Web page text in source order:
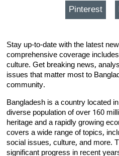
Pinterest
Stay up-to-date with the latest
comprehensive coverage
culture. Get breaking news,
issues that matter most to
community.
Bangladesh is a country located
diverse population of over 160
heritage and a rapidly growing
covers a wide range of topics,
social issues, culture, and more.
significant progress in recent